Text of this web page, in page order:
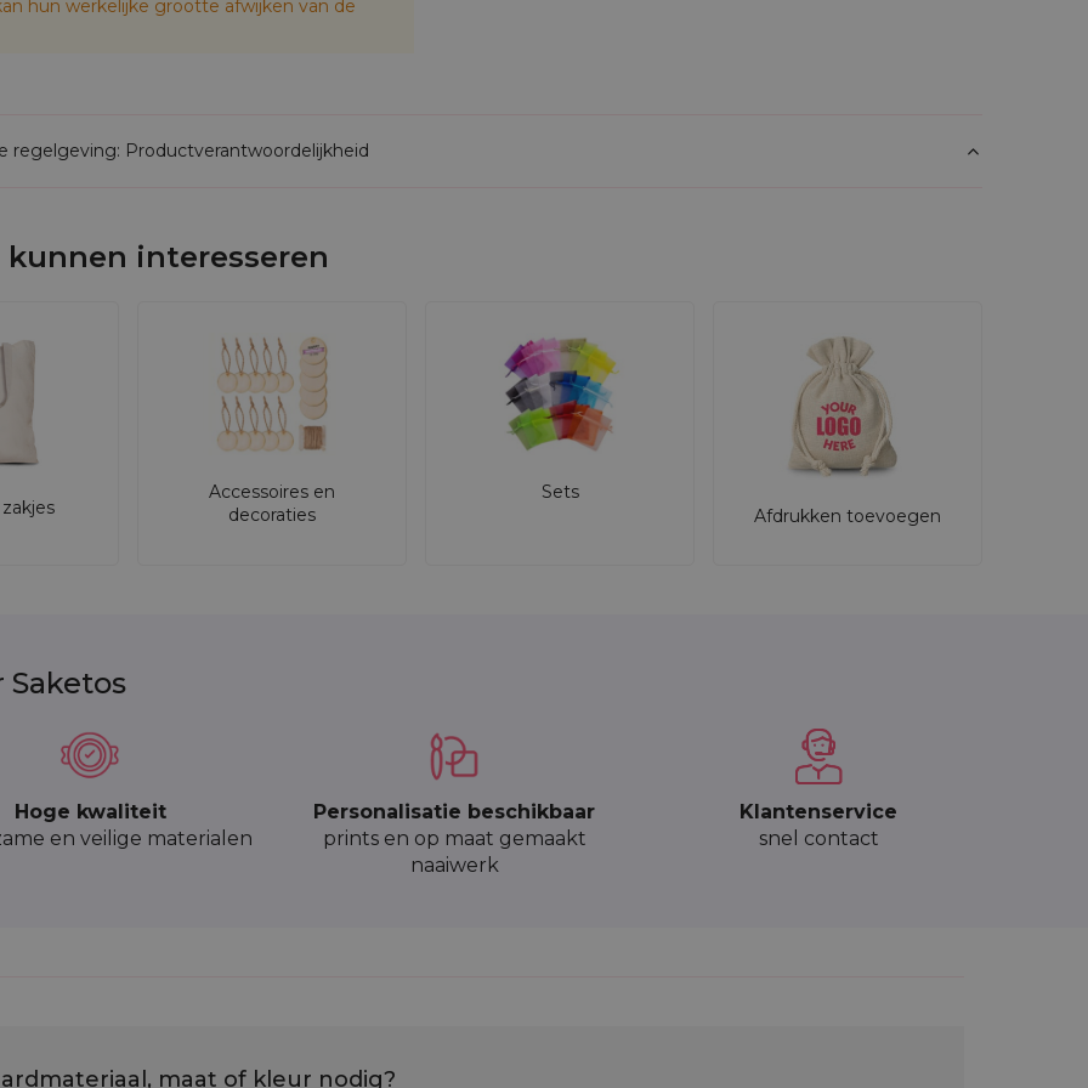
perfect voor alle gelegenheden rond de geboorte van een kind, waardoor een persoonlijk tintje aan
van de bestelling. Onze grafische ontwerpers zullen een visualisatie van de afdruk
af te drukken, wat de merkherkenning verhoogt.
duurzame ontwikkeling door het verminderen van de hoeveelheid afval.
dankzij productie in Europa.
van geschenken, promotionele artikelen en ook als decoratieve verpakking voor verschillende
producten die uw bedrijf op de markt zal onderscheiden.
in zakjes, gunstige kortingen en snelle levertijden. Koop slim - koop rechtstreeks van de fabrikant!
en betrokkenheid bij het milieu uitdrukken. Kies Saketos en word lid van onze tevreden
orderverwerking waarderen.
hun werkelijke grootte afwijken van de
Productverantwoordelijkheid
interesseren
Accessoires en
decoraties
Sets
Afdrukken toevoegen
Saketos
Hoge kwaliteit
en veilige materialen
Personalisatie beschikbaar
prints en op maat gemaakt
naaiwerk
Klantenservice
snel contact
maat of kleur nodig?